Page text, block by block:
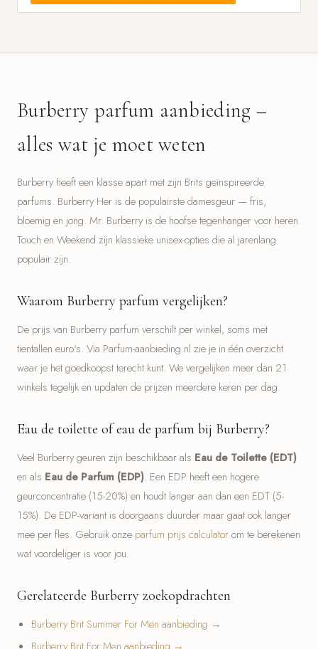
Burberry parfum aanbieding –
alles wat je moet weten
Burberry heeft een klasse apart met zijn Brits geïnspireerde
parfums. Burberry Her is de populairste damesgeur — fris,
bloemig en jong. Mr. Burberry is de hoofse tegenhanger voor heren.
Touch en Weekend zijn klassieke unisex-opties die al jarenlang
populair zijn.
Waarom Burberry parfum vergelijken?
De prijs van Burberry parfum verschilt per winkel, soms met
tientallen euro's. Via Parfum-aanbieding.nl zie je in één overzicht
waar je het goedkoopst terecht kunt. We vergelijken meer dan 21
winkels tegelijk en updaten de prijzen meerdere keren per dag.
Eau de toilette of eau de parfum bij Burberry?
Veel Burberry geuren zijn beschikbaar als Eau de Toilette (EDT)
en als Eau de Parfum (EDP). Een EDP heeft een hogere
geurconcentratie (15-20%) en houdt langer aan dan een EDT (5-
15%). De EDP-variant is doorgaans duurder maar gaat ook langer
mee per fles. Gebruik onze parfum prijs calculatorom te berekenen
wat voordeliger is voor jou.
Gerelateerde Burberry zoekopdrachten
Burberry Brit Summer For Men aanbieding →